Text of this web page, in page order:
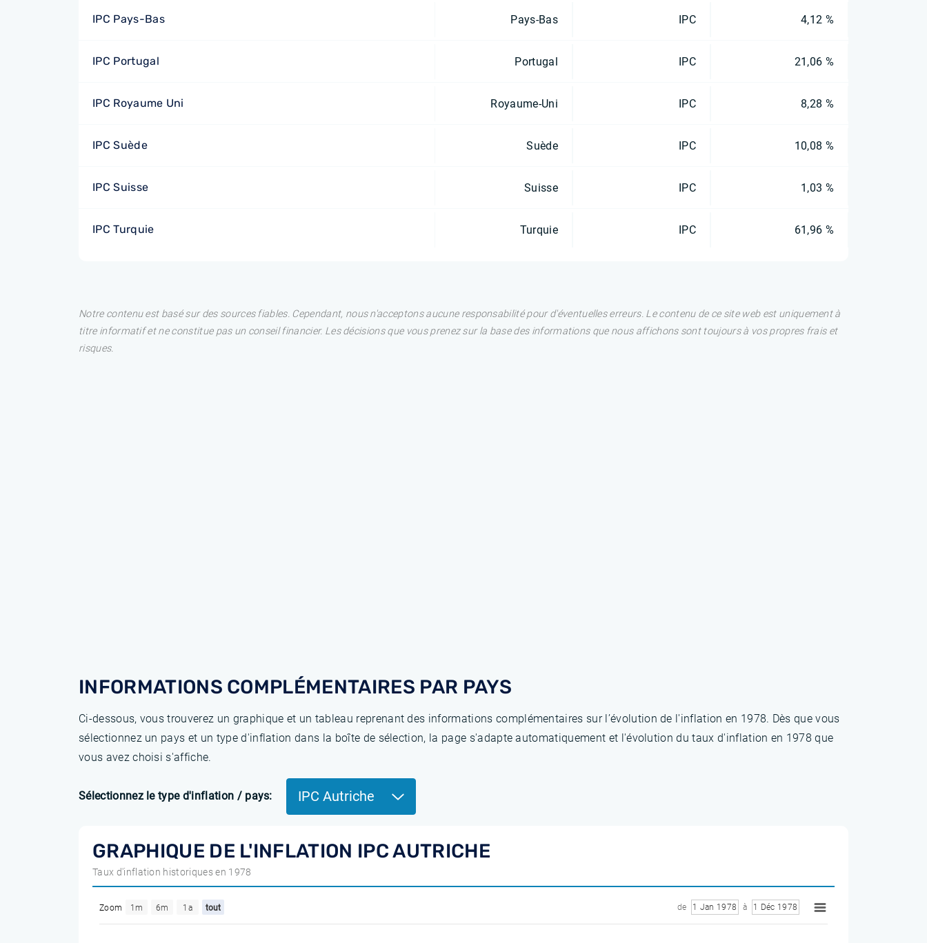
IPC Pays-Bas Pays-Bas IPC 4,12 %
IPC Portugal Portugal IPC 21,06 %
IPC Royaume Uni Royaume-Uni IPC 8,28 %
IPC Suède Suède IPC 10,08 %
IPC Suisse Suisse IPC 1,03 %
IPC Turquie Turquie IPC 61,96 %
Notre contenu est basé sur des sources fiables. Cependant, nous n'acceptons aucune responsabilité pour d'éventuelles erreurs. Le contenu de ce site web est uniquement à
titre informatif et ne constitue pas un conseil financier. Les décisions que vous prenez sur la base des informations que nous affichons sont toujours à vos propres frais et
risques.
INFORMATIONS COMPLÉMENTAIRES PAR PAYS
Ci-dessous, vous trouverez un graphique et un tableau reprenant des informations complémentaires sur l’évolution de l'inflation en 1978. Dès que vous
sélectionnez un pays et un type d'inflation dans la boîte de sélection, la page s'adapte automatiquement et l'évolution du taux d'inflation en 1978 que
vous avez choisi s'affiche.
Sélectionnez le type d'inflation / pays: IPC Autriche
GRAPHIQUE DE L'INFLATION IPC AUTRICHE
Taux d'inflation historiques en 1978
Zoom 1m 6m 1a tout de 1 Jan 1978 à 1 Déc 1978